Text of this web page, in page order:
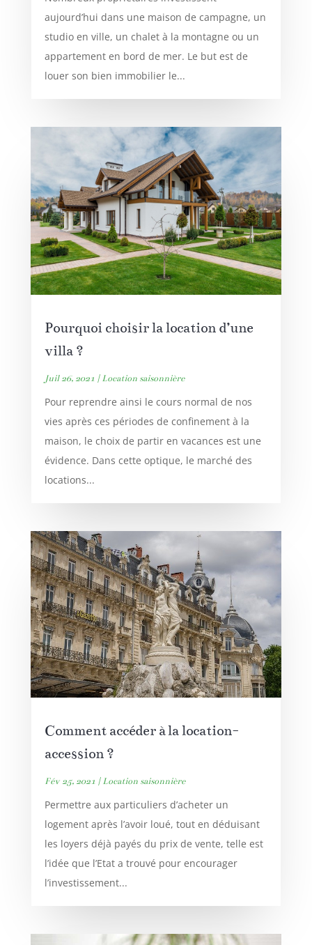
aujourd’hui dans une maison de campagne, un
studio en ville, un chalet à la montagne ou un
appartement en bord de mer. Le but est de
louer son bien immobilier le...
Pourquoi choisir la location d’une
villa ?
Juil 26, 2021|Location saisonnière
Pour reprendre ainsi le cours normal de nos
vies après ces périodes de confinement à la
maison, le choix de partir en vacances est une
évidence. Dans cette optique, le marché des
locations...
Comment accéder à la location-
accession ?
Fév 25, 2021|Location saisonnière
Permettre aux particuliers d’acheter un
logement après l’avoir loué, tout en déduisant
les loyers déjà payés du prix de vente, telle est
l’idée que l’Etat a trouvé pour encourager
l’investissement...